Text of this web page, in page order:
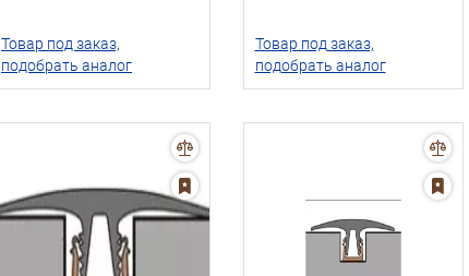
Товар под заказ,
подобрать аналог
Товар под заказ,
подобрать аналог